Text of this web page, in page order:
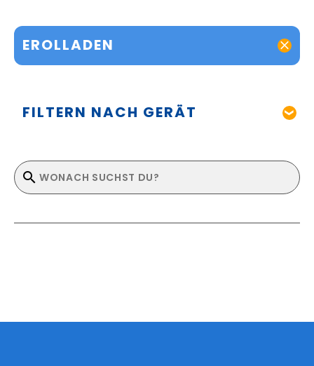
EROLLADEN
FILTERN NACH GERÄT